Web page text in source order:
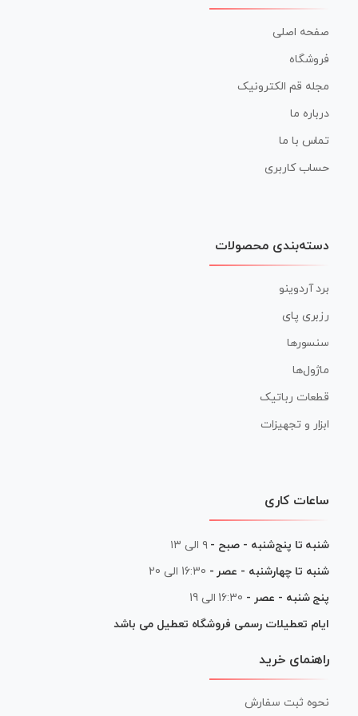
صفحه اصلی
فروشگاه
مجله قم الکترونیک
درباره ما
تماس با ما
حساب کاربری
دسته‌بندی محصولات
برد آردوینو
رزبری پای
سنسورها
ماژول‌ها
قطعات رباتیک
ابزار و تجهیزات
ساعات کاری
شنبه تا پنج‌شنبه - صبح - ۹ الی ۱۳
شنبه تا چهارشنبه - عصر - 16:30 الی 20
پنج شنبه - عصر - 16:30 الی 19
ایام تعطیلات رسمی فروشگاه تعطیل می باشد
راهنمای خرید
نحوه ثبت سفارش